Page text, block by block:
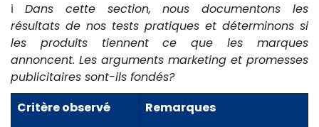
ℹ️ Dans cette section, nous documentons les
résultats de nos tests pratiques et déterminons si
les produits tiennent ce que les marques
annoncent. Les arguments marketing et promesses
publicitaires sont-ils fondés?
Critère observé
Remarques